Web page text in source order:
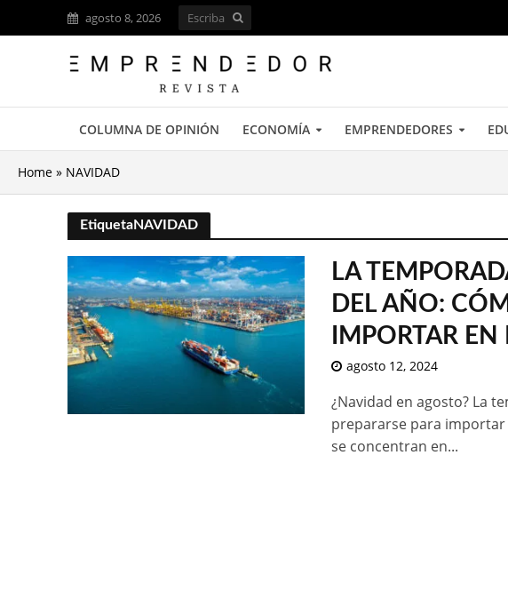
agosto 8, 2026
COLUMNA DE OPINIÓN ECONOMÍA EMPRENDEDORES
Home » NAVIDAD
EtiquetaNAVIDAD
LA
DEL AÑO:
IMPORTAR
agosto 12, 2024
¿Navidad en agosto? La
prepararse para importar
se concentran en...